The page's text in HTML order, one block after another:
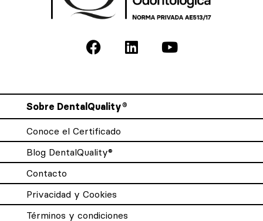
Sobre DentalQuality®
Conoce el Certificado
Blog DentalQuality®
Contacto
Privacidad y Cookies
Términos y condiciones